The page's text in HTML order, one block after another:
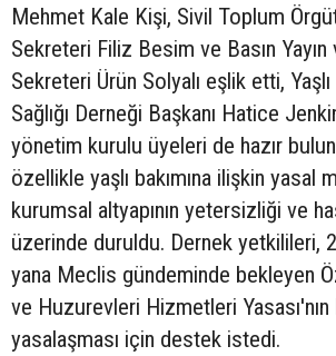
Mehmet Kale Kişi, Sivil Toplum
Sekreteri Filiz Besim ve Basın
Sekreteri Ürün Solyalı eşlik etti, Yaşlı
Sağlığı Derneği Başkanı Hatice
yönetim kurulu üyeleri de hazır
özellikle yaşlı bakımına ilişkin yasal
kurumsal altyapının yetersizliği ve
üzerinde duruldu. Dernek yetkilileri,
yana Meclis gündeminde bekleyen
ve Huzurevleri Hizmetleri
yasalaşması için destek istedi.